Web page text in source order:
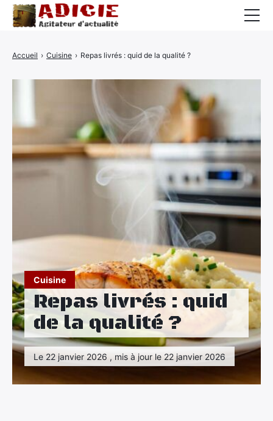
Cuisine
Repas livrés : quid
de la qualité ?
Le 22 janvier 2026 , mis à jour le 22 janvier 2026
Accueil › Cuisine › Repas livrés : quid de la qualité ?
Culture
Finance
Maison
Santé
Sport
Tourisme